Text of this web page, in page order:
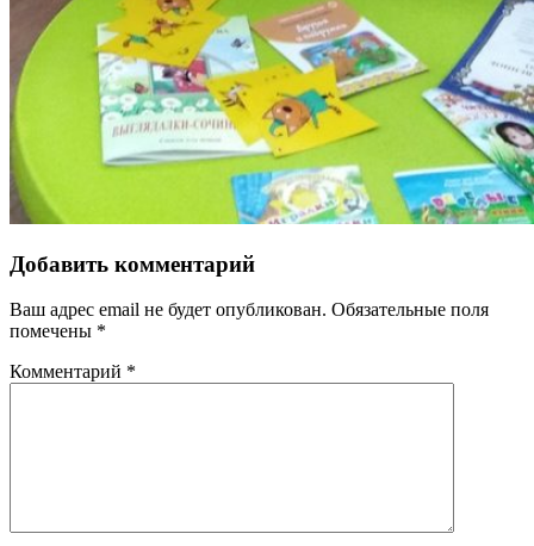
Добавить комментарий
Ваш адрес email не будет опубликован. Обязательные поля
помечены *
Комментарий *